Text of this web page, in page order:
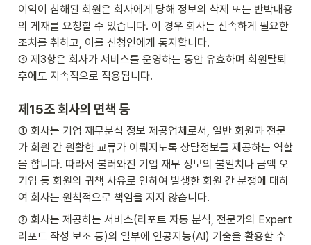
이익이 침해된 회원은 회사에게 당해 정보의 삭제 또는 반박내용
의 게재를 요청할 수 있습니다. 이 경우 회사는 신속하게 필요한
조치를 취하고, 이를 신청인에게 통지합니다.
④ 제3항은 회사가 서비스를 운영하는 동안 유효하며 회원탈퇴
후에도 지속적으로 적용됩니다.
제15조 회사의 면책 등
① 회사는 기업 재무분석 정보 제공업체로서, 일반 회원과 전문
가 회원 간 원활한 교류가 이뤄지도록 상담정보를 제공하는 역할
을 합니다. 따라서 불러와진 기업 재무 정보의 불일치나 금액 오
기입 등 회원의 귀책 사유로 인하여 발생한 회원 간 분쟁에 대하
여 회사는 원칙적으로 책임을 지지 않습니다.
② 회사는 제공하는 서비스(리포트 자동 분석, 전문가의 Expert
리포트 작성 보조 등)의 일부에 인공지능(AI) 기술을 활용할 수